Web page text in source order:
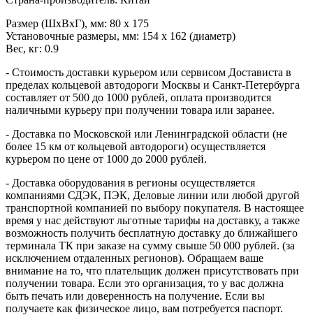
Размер (ШхВхГ), мм: 80 х 175
Установочные размеры, мм: 154 х 162 (диаметр)
Вес, кг: 0.9
- Стоимость доставки курьером или сервисом Достависта в
пределах кольцевой автодороги Москвы и Санкт-Петербурга
составляет от 500 до 1000 рублей, оплата производится
наличными курьеру при получении товара или заранее.
- Доставка по Московской или Ленинградской области (не
более 15 км от кольцевой автодороги) осуществляется
курьером по цене от 1000 до 2000 рублей.
- Доставка оборудования в регионы осуществляется
компаниями СДЭК, ПЭК, Деловые линии или любой другой
транспортной компанией по выбору покупателя. В настоящее
время у нас действуют льготные тарифы на доставку, а также
возможность получить бесплатную доставку до ближайшего
терминала ТК при заказе на сумму свыше 50 000 рублей. (за
исключением отдаленных регионов). Обращаем ваше
внимание на то, что плательщик должен присутствовать при
получении товара. Если это организация, то у вас должна
быть печать или доверенность на получение. Если вы
получаете как физическое лицо, вам потребуется паспорт.